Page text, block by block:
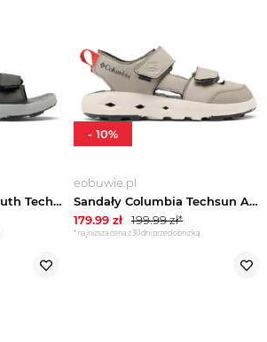
Sandały Columbia Youth Techsun Adveture™ 2148731 Czarny
eobuwie.pl
Sandały Columbia Techsun Adventure Pt 2148722 Szary
179.99 zł 199.99zł*
*najniższa cena z 30 dni przed obniżką
- 10%